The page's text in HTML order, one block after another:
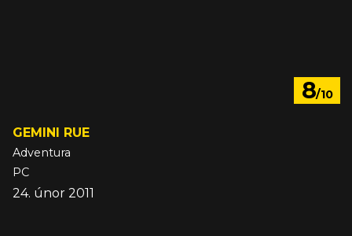
8/10
GEMINI RUE
Adventura
PC
24. únor 2011